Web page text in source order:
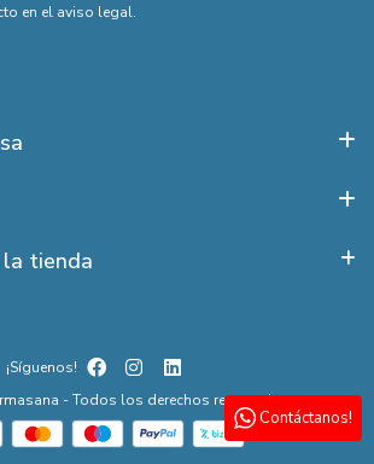
en el aviso legal.
la tienda
- Todos los derechos reservados
¡Síguenos!
Contáctanos!